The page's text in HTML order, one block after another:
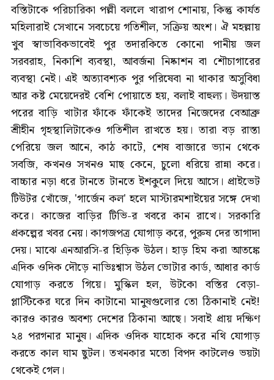
বস্তিটাকে পরিচারিকা পল্লী বললে খারাপ শোনায়, কিন্তু কার্যত
মহিলারাই সেখানে সবচেয়ে গতিশীল, সক্রিয় অংশ। ঐ মহল্লায়
খুব স্বাভাবিকভাবেই পুর তদারকিতে কোনো পানীয় জল
সরবরাহ, নিকাশি ব্যবস্থা, আবর্জনা নিষ্কাশন বা শৌচাগারের
ব্যবস্থা নেই। এই অত্যাবশ্যক পুর পরিষেবা না থাকার অসুবিধা
আর কষ্ট মেয়েদেরই বেশি পোয়াতে হয়, বলাই বাহুল্য। উদয়াস্ত
পরের বাড়ি খাটার ফাঁকে ফাঁকেই তাদের নিজেদের বেআব্রু
শ্রীহীন গৃহস্থালিটাকেও গতিশীল রাখতে হয়। তারা বড় রাস্তা
পেরিয়ে জল আনে, কাঠ কাটে, শেষ বাজারে ভ্যান থেকে
সবজি, কখনও সখনও মাছ কেনে, চুলো ধরিয়ে রান্না করে।
বাচ্চার নড়া ধরে টানতে টানতে ইশকুলে দিয়ে আসে। প্রাইভেট
টিউটর খোঁজে, 'গার্জেন কল' হলে মাস্টারমশাইয়ের সঙ্গে দেখা
করে। কাজের বাড়ির টিভি-র খবরে কান রাখে। সরকারি
প্রকল্পের খবর নেয়। কাগজপত্র যোগাড় করে, পুরুষ দের তাগাদা
দেয়। মাঝে এনআরসি-র হিড়িক উঠল। হাড় হিম করা আতঙ্কে
এদিক ওদিক দৌড়ে নাভিঃশ্বাস উঠল ভোটার কার্ড, আধার কার্ড
যোগাড় করতে গিয়ে। মুস্কিল হল, উটকো বস্তির বেড়া-
প্লাস্টিকের ঘরে দিন কাটানো মানুষগুলোর তো ঠিকানাই নেই!
কারও কারও অবশ্য দেশের ঠিকানা আছে। সবাই প্রায় দক্ষিণ
২৪ পরগনার মানুষ। এদিক ওদিক যাহোক করে নথি যোগাড়
করতে কাল ঘাম ছুটল। তখনকার মতো বিপদ কাটলেও ভয়টা
থেকেই গেল।